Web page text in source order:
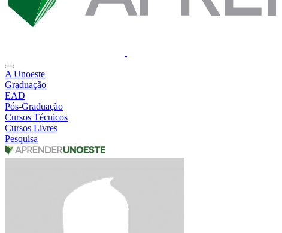
A Unoeste
Graduação
EAD
Pós-Graduação
Cursos Técnicos
Cursos Livres
Pesquisa